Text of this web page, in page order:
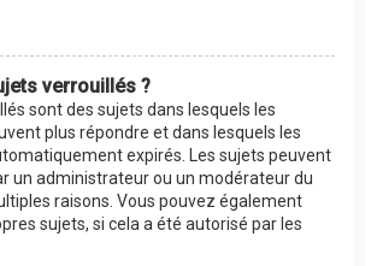
verrouillés ?
sont des sujets dans lesquels les
plus répondre et dans lesquels les
expirés. Les sujets peuvent
un administrateur ou un modérateur du
raisons. Vous pouvez également
sujets, si cela a été autorisé par les